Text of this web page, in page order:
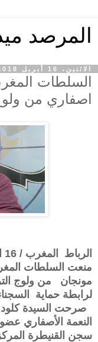
المرصد
الاثنين، 16 أبريل 2018
السلطات
اصفاري من
الرباط المغرب / 16 ابريل 2018 : المرصد ميديا
منعت السلطات
مونجان من ولوج
لرابطة حماية
صرحت السيدة كلود
النعمة الأصفاري
سجن القنيطرة